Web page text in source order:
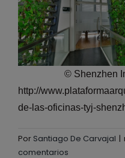
© Shenzhen
http://
de-las-oficinas-tyj-
Por Santiago De Carvajal |
comentarios